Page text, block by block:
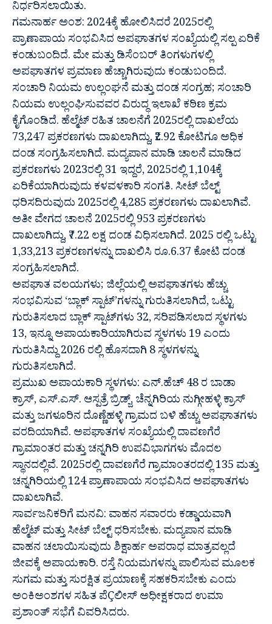
ನಿರ್ಧರಿಸಲಾಯಿತು.
ಗಮನಾರ್ಹ ಅಂಶ: 2024ಕ್ಕೆ ಹೋಲಿಸಿದರೆ 2025ರಲ್ಲಿ
ಪ್ರಾಣಾಪಾಯ ಸಂಭವಿಸಿದ ಅಪಘಾತಗಳ ಸಂಖ್ಯೆಯಲ್ಲಿ ಸಲ್ಪ ಏರಿಕೆ
ಕಂಡುಬಂದಿದೆ. ಮೇ ಮತ್ತು ಡಿಸೆಂಬರ್ ತಿಂಗಳುಗಳಲ್ಲಿ
ಅಪಘಾತಗಳ ಪ್ರಮಾಣ ಹೆಚ್ಚಾಗಿರುವುದು ಕಂಡುಬಂದಿದೆ.
ಸಂಚಾರಿ ನಿಯಮ ಉಲ್ಲಂಘನೆ ಮತ್ತು ದಂಡ ಸಂಗ್ರಹ; ಸಂಚಾರಿ
ನಿಯಮ ಉಲ್ಲಂಘಿಸುವವರ ವಿರುದ್ಧ ಇಲಾಖೆ ಕಠಿಣ ಕ್ರಮ
ಕೈಗೊಂಡಿದೆ. ಹೆಲ್ಮೆಟ್ ರಹಿತ ಚಾಲನೆಗೆ 2025ರಲ್ಲಿ ದಾಖಲೆಯ
73,247 ಪ್ರಕರಣಗಳು ದಾಖಲಾಗಿದ್ದು, ₹2.92 ಕೋಟಿಗೂ ಅಧಿಕ
ದಂಡ ಸಂಗ್ರಹಿಸಲಾಗಿದೆ. ಮದ್ಯಪಾನ ಮಾಡಿ ಚಾಲನೆ ಮಾಡಿದ
ಪ್ರಕರಣಗಳು 2023ರಲ್ಲಿ 31 ಇದ್ದರೆ, 2025ರಲ್ಲಿ 1,104ಕ್ಕೆ
ಏರಿಕೆಯಾಗಿರುವುದು ಕಳವಳಕಾರಿ ಸಂಗತಿ. ಸೀಟ್ ಬೆಲ್ಟ್
ಧರಿಸದಿರುವುದು 2025ರಲ್ಲಿ 4,285 ಪ್ರಕರಣಗಳು ದಾಖಲಾಗಿವೆ.
ಅತೀ ವೇಗದ ಚಾಲನೆ 2025ರಲ್ಲಿ 953 ಪ್ರಕರಣಗಳು
ದಾಖಲಾಗಿದ್ದು, ₹7.22 ಲಕ್ಷ ದಂಡ ವಿಧಿಸಲಾಗಿದೆ. 2025 ರಲ್ಲಿ ಒಟ್ಟು
1,33,213 ಪ್ರಕರಣಗಳನ್ನು ದಾಖಲಿಸಿ ರೂ.6.37 ಕೋಟಿ ದಂಡ
ಸಂಗ್ರಹಿಸಲಾಗಿದೆ.
ಅಪಘಾತ ವಲಯಗಳು; ಜಿಲ್ಲೆಯಲ್ಲಿ ಅಪಘಾತಗಳು ಹೆಚ್ಚು
ಸಂಭವಿಸುವ ‘ಬ್ಲಾಕ್ ಸ್ಪಾಟ್’ಗಳನ್ನು ಗುರುತಿಸಲಾಗಿದೆ, ಒಟ್ಟು
ಗುರುತಿಸಲಾದ ಬ್ಲಾಕ್ ಸ್ಪಾಟ್‍ಗಳು 32, ಸರಿಪಡಿಸಲಾದ ಸ್ಥಳಗಳು
13, ಇನ್ನೂ ಅಪಾಯಕಾರಿಯಾಗಿರುವ ಸ್ಥಳಗಳು 19 ಎಂದು
ಗುರುತಿಸಿದ್ದು 2026 ರಲ್ಲಿ ಹೊಸದಾಗಿ 8 ಸ್ಥಳಗಳನ್ನು
ಗುರುತಿಸಲಾಗಿದೆ.
ಪ್ರಮುಖ ಅಪಾಯಕಾರಿ ಸ್ಥಳಗಳು: ಎನ್.ಹೆಚ್ 48 ರ ಬಾಡಾ
ಕ್ರಾಸ್, ಎಸ್.ಎಸ್. ಆಸ್ಪತ್ರೆ ಬ್ರಿಡ್ಜ್, ಚೆನ್ನಗಿರಿಯ ನುಗ್ಗೀಹಳ್ಳಿ ಕ್ರಾಸ್
ಮತ್ತು ಜಗಳೂರಿನ ದೊಣ್ಣೆಹಳ್ಳಿ ಗ್ರಾಮದ ಬಳಿ ಹೆಚ್ಚು ಅಪಘಾತಗಳು
ವರದಿಯಾಗಿವೆ. ಅಪಘಾತಗಳ ಸಂಖ್ಯೆಯಲ್ಲಿ ದಾವಣಗೆರೆ
ಗ್ರಾಮಾಂತರ ಮತ್ತು ಚನ್ನಗಿರಿ ಉಪವಿಭಾಗಗಳು ಮೊದಲ
ಸ್ಥಾನದಲ್ಲಿವೆ. 2025ರಲ್ಲಿ ದಾವಣಗೆರೆ ಗ್ರಾಮಾಂತರದಲ್ಲಿ 135 ಮತ್ತು
ಚನ್ನಗಿರಿಯಲ್ಲಿ 124 ಪ್ರಾಣಾಪಾಯ ಸಂಭವಿಸಿದ ಅಪಘಾತಗಳು
ದಾಖಲಾಗಿವೆ.
ಸಾರ್ವಜನಿಕರಿಗೆ ಮನವಿ: ವಾಹನ ಸವಾರರು ಕಡ್ಡಾಯವಾಗಿ
ಹೆಲ್ಮೆಟ್ ಮತ್ತು ಸೀಟ್ ಬೆಲ್ಟ್ ಧರಿಸಬೇಕು. ಮದ್ಯಪಾನ ಮಾಡಿ
ವಾಹನ ಚಲಾಯಿಸುವುದು ಶಿಕ್ಷಾರ್ಹ ಅಪರಾಧ ಮಾತ್ರವಲ್ಲದೆ
ಜೀವಕ್ಕೆ ಅಪಾಯಕಾರಿ. ರಸ್ತೆ ನಿಯಮಗಳನ್ನು ಪಾಲಿಸುವ ಮೂಲಕ
ಸುಗಮ ಮತ್ತು ಸುರಕ್ಷಿತ ಪ್ರಯಾಣಕ್ಕೆ ಸಹಕರಿಸಬೇಕು ಎಂದು
ಅಂಕಿಅಂಶಗಳ ಸಹಿತ ಪೆÇಲೀಸ್ ಅಧೀಕ್ಷಕರಾದ ಉಮಾ
ಪ್ರಶಾಂತ್ ಸಭೆಗೆ ವಿವರಿಸಿದರು.